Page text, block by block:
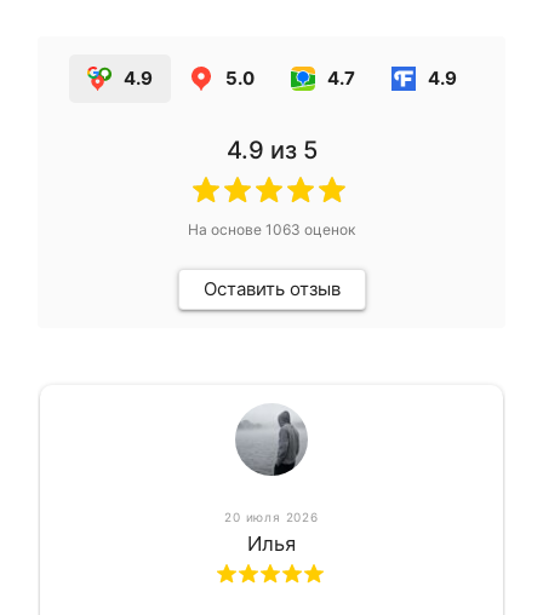
4.9 5.0 4.7 4.9
4.9 из 5
На основе 1063 оценок
Оставить отзыв
20 июля 2026
Илья